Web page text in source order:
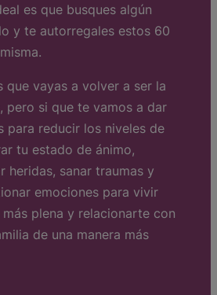
es que busques algún
y te autorregales estos 60
que vayas a volver a ser la
pero si que te vamos a dar
para reducir los niveles de
tu estado de ánimo,
heridas, sanar traumas y
emociones para vivir
plena y relacionarte con
de una manera más